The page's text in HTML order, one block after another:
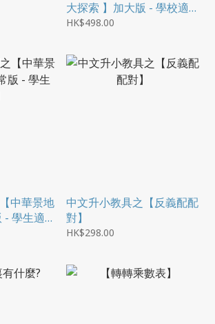
大探索 】加大版 - 學校適
用
HK$498.00
中華景地
- 學生適
中文升小教具之【反義配配
對】
HK$298.00